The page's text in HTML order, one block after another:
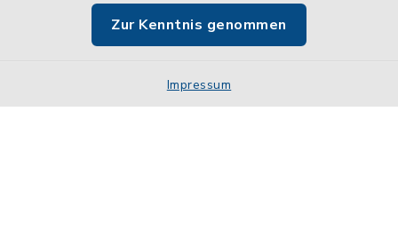
Zur Kenntnis genommen
Impressum
Impressum
Sitemap